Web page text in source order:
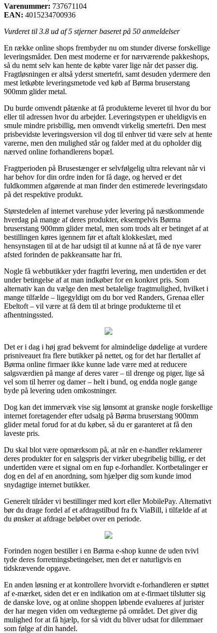
Varenummer: 737671104
EAN: 4015234700936
Vurderet til 3.8 ud af 5 stjerner baseret på 50 anmeldelser
En række online shops frembyder nu om stunder diverse forskellige
leveringsmåder. Den mest moderne er for nærværende pakkeshops,
så du nemt selv kan hente de købte varer lige når det passer dig.
Fragtløsningen er altså yderst smertefri, samt desuden ydermere den
mest letkøbte leveringsmetode ved køb af Børma bruserstang
900mm glider metal.
Du burde omvendt påtænke at få produkterne leveret til hvor du bor
eller til adressen hvor du arbejder. Leveringstypen er uheldigvis en
smule mindre prisbillig, men omvendt virkelig smertefri. Den mest
prisbevidste leveringsversion vil dog til enhver tid være selv at hente
varerne, men den mulighed står og falder med at du opholder dig
nærved online forhandlerens bopæl.
Fragtperioden på Brusestænger er selvfølgelig ultra relevant når vi
har behov for din ordre inden for få dage, og herved er det
fuldkommen afgørende at man finder den estimerede leveringsdato
på det respektive produkt.
Størstedelen af internet varehuse yder levering på næstkommende
hverdag på mange af deres produkter, eksempelvis Børma
bruserstang 900mm glider metal, men som trods alt er betinget af at
bestillingen køres igennem før et aftalt klokkeslæt, med
hensynstagen til at de har udsigt til at kunne nå at få de nye varer
afsted forinden de pakkeansatte har fri.
Nogle få webbutikker yder fragtfri levering, men undertiden er det
under betingelse af at man indkøber for en konkret pris. Som
alternativ kan du vælge den mest betalelige fragtmulighed, hvilket i
mange tilfælde – ligegyldigt om du bor ved Randers, Grenaa eller
Ebeltoft – vil være at få dem til at bringe produkterne til et
afhentningssted.
Det er i dag i høj grad bekvemt for almindelige dødelige at vurdere
prisniveauet fra flere butikker på nettet, og for det har flertallet af
Børma online firmaer ikke kunne lade være med at reducere
salgsværdien på mange af deres varer – til drenge og piger, lige så
vel som til herrer og damer – helt i bund, og endda nogle gange
byde på levering uden omkostninger.
Dog kan det immervæk vise sig lønsomt at granske nogle forskellige
internet foretagender efter udsalg på Børma bruserstang 900mm
glider metal forud for at du køber, så du er garanteret at få den
laveste pris.
Du skal blot være opmærksom på, at når en e-handler reklamerer
deres produkter for en salgspris der virker ubegribelig billig, er det
undertiden være et signal om en fup e-forhandler. Kortbetalinger er
dog en del af en anordning, som hjælper dig som kunde imod
snydagtige internet butikker.
Generelt tilråder vi bestillinger med kort eller MobilePay. Alternativt
bør du drage fordel af et afdragstilbud fra fx ViaBill, i tilfælde af at
du ønsker at afdrage beløbet over en periode.
Forinden nogen bestiller i en Børma e-shop kunne de uden tvivl
tyde deres forretningsbetingelser, men det er naturligvis en
tidskrævende opgave.
En anden løsning er at kontrollere hvorvidt e-forhandleren er støttet
af e-mærket, siden det er en indikation om at e-firmaet tilslutter sig
de danske love, og at online shoppen løbende evalueres af jurister
der har megen viden om vedtægterne på området. Det giver dig
mulighed for at få hjælp, for så vidt du bliver udsat for dilemmaer
som følge af din handel.